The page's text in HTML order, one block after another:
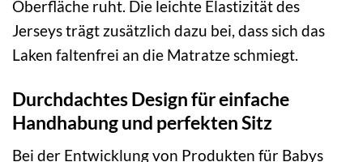
Oberfläche ruht. Die leichte Elastizität des
Jerseys trägt zusätzlich dazu bei, dass sich das
Laken faltenfrei an die Matratze schmiegt.
Durchdachtes Design für einfache
Handhabung und perfekten Sitz
Bei der Entwicklung von Produkten für Babys